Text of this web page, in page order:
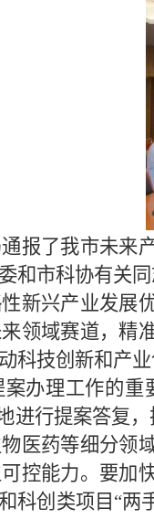
报了我市未来
和市科协有关
新兴产业发展
领域赛道，精
科技创新和产
办理工作的
进行提案答复
医药等细分领
控能力。要加
科创类项目“